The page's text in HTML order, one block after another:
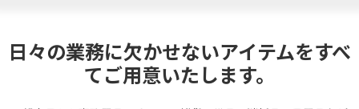
日々の業務に欠かせないアイテムをすべ
てご用意いたします。